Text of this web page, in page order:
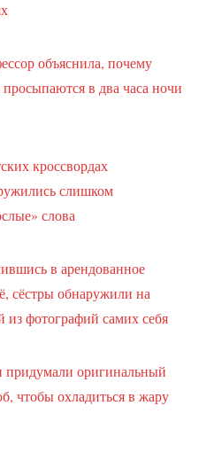
объяснила, почему
в два часа ночи
кроссвордах
слишком
слова
в арендованное
сёстры обнаружили на
из фотографий самих себя
оригинальный
чтобы охладиться в жару